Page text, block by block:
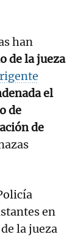
han
de la jueza
el
de
de
en
la jueza